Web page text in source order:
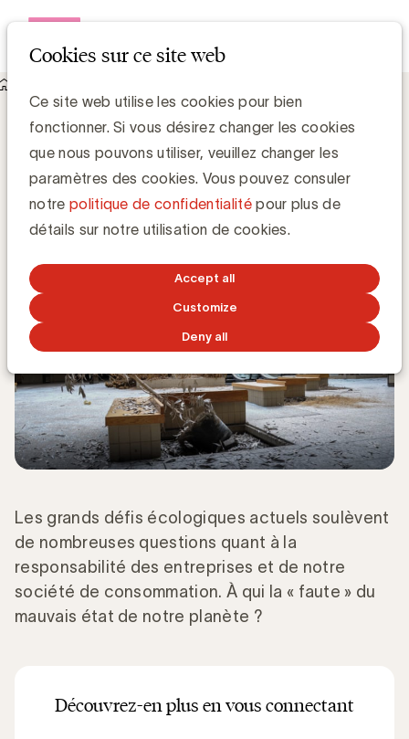
Cookies sur ce site web
Ce site web utilise les cookies pour bien
fonctionner. Si vous désirez changer les cookies
que nous pouvons utiliser, veuillez changer les
paramètres des cookies. Vous pouvez consuler
notre politique de confidentialitépour plus de
détails sur notre utilisation de cookies.
Accept all
Customize
Deny all
Qu’est-ce qu'un écocide ?
Kristel Vanderlinden - FutureKind
1 AOÛT 2022
Les grands défis écologiques actuels soulèvent
de nombreuses questions quant à la
responsabilité des entreprises et de notre
société de consommation. À qui la « faute » du
mauvais état de notre planète ?
Découvrez-en plus en vous connectant